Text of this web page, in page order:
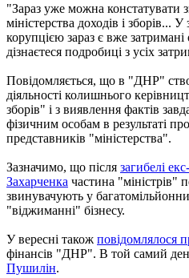
"Зараз уже можна констатувати
міністерства доходів і зборів...
корупцією зараз є вже
дізнаєтеся подробиці з усіх
Повідомляється, що в "ДНР"
діяльності колишнього
зборів" і з виявлення фактів
фізичним особам в результаті
представників "міністерства".
Зазначимо, що після загибелі
Захарченка частина "міністрів"
звинувачують у
"віджиманні" бізнесу.
У вересні також повідомлялося
фінансів "ДНР". В той самий
Пушилін.